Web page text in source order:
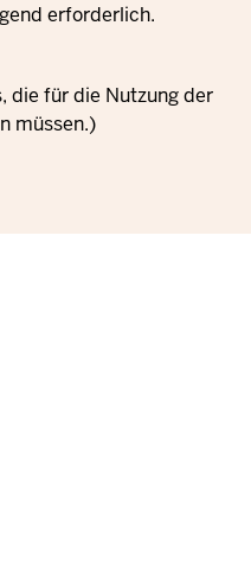
erforderlich.
die für die Nutzung der
müssen.)